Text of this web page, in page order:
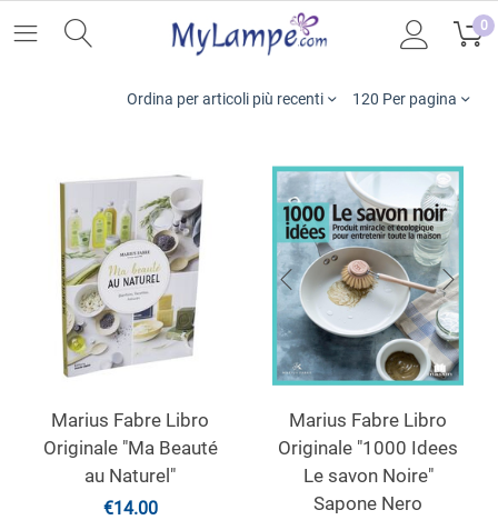
0
Ordina per articoli più recenti 120 Per pagina
Marius Fabre Libro
Originale "Ma Beauté
au Naturel"
€14.00
Marius Fabre Libro
Originale "1000 Idees
Le savon Noire"
Sapone Nero